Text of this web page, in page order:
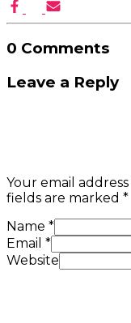
0 Comments
Leave a Reply
Your email
fields are marked *
Name *
Email *
Website